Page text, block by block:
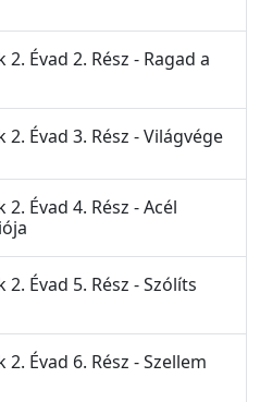
Évad 2. Rész - Ragad a
Évad 3. Rész - Világvége
Évad 4. Rész - Acél
Évad 5. Rész - Szólíts
Évad 6. Rész - Szellem